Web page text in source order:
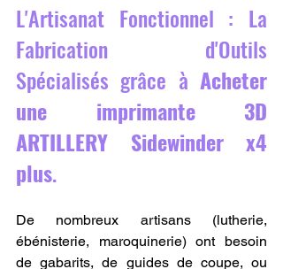
L'Artisanat Fonctionnel : La
Fabrication d'Outils
Spécialisés grâce à Acheter
une imprimante 3D
ARTILLERY Sidewinder x4
plus.
De nombreux artisans (lutherie,
ébénisterie, maroquinerie) ont besoin
de gabarits, de guides de coupe, ou